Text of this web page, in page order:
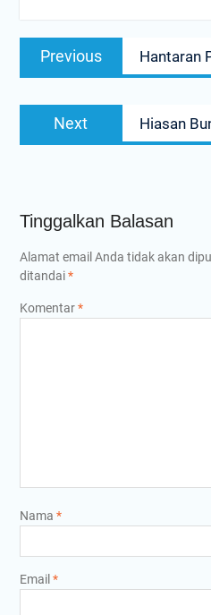
Navigasi
posPrevious
post:
Hantaran
Next
Next
post:
Hiasan
Tinggalkan Balasan
Alamat email Anda tidak akan
ditandai*
Komentar*
Nama *
Email *